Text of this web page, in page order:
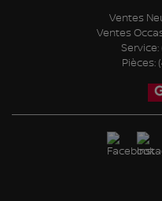
Ventes
Ventes
Service:
Pièces: